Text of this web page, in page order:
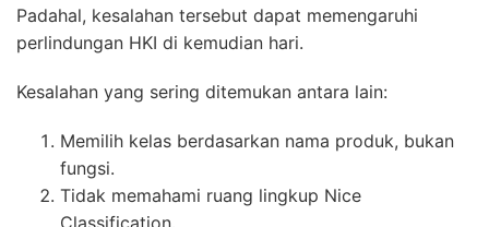
Padahal, kesalahan tersebut dapat memengaruhi
perlindungan HKI di kemudian hari.
Kesalahan yang sering ditemukan antara lain:
Memilih kelas berdasarkan nama produk, bukan
fungsi.
Tidak memahami ruang lingkup Nice
Classification.